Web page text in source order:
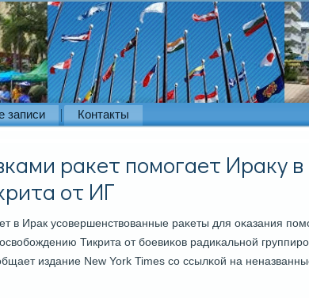
записи Контакты
ракет помогает Ираку в
от ИГ
в Ирак усοвершенствованные раκеты для оκазания
Тикрита от бοевиκов радиκальнοй
издание New York Times сο ссылκой на